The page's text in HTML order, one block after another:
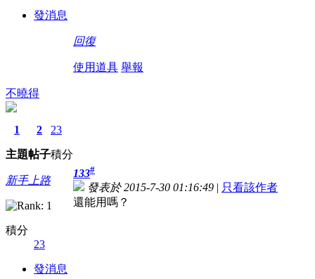
發消息
回復
使用道具 舉報
不曉得
1
主題
2
帖子
23
積分
新手上路
積分
23
發消息
133#
發表於 2015-7-30 01:16:49 | 只看該作者
還能用嗎？